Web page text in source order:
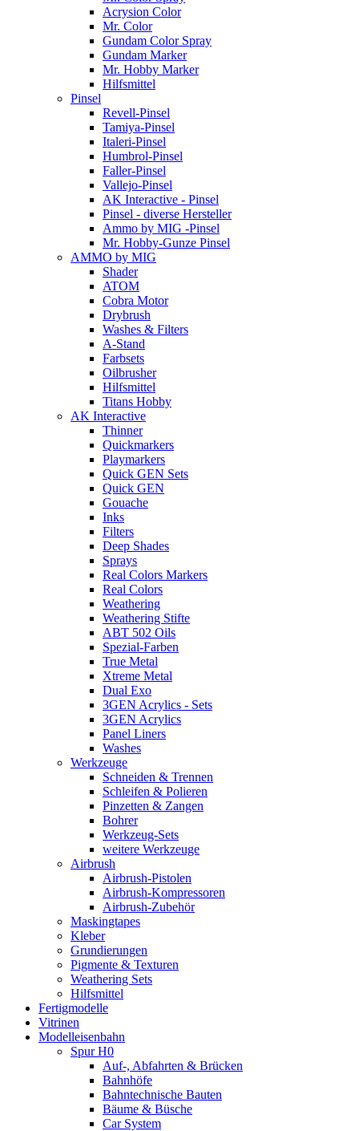
Acrysion Color
Mr. Color
Gundam Color Spray
Gundam Marker
Mr. Hobby Marker
Hilfsmittel
Pinsel
Revell-Pinsel
Tamiya-Pinsel
Italeri-Pinsel
Humbrol-Pinsel
Faller-Pinsel
Vallejo-Pinsel
AK Interactive - Pinsel
Pinsel - diverse Hersteller
Ammo by MIG -Pinsel
Mr. Hobby-Gunze Pinsel
AMMO by MIG
Shader
ATOM
Cobra Motor
Drybrush
Washes & Filters
A-Stand
Farbsets
Oilbrusher
Hilfsmittel
Titans Hobby
AK Interactive
Thinner
Quickmarkers
Playmarkers
Quick GEN Sets
Quick GEN
Gouache
Inks
Filters
Deep Shades
Sprays
Real Colors Markers
Real Colors
Weathering
Weathering Stifte
ABT 502 Oils
Spezial-Farben
True Metal
Xtreme Metal
Dual Exo
3GEN Acrylics - Sets
3GEN Acrylics
Panel Liners
Washes
Werkzeuge
Schneiden & Trennen
Schleifen & Polieren
Pinzetten & Zangen
Bohrer
Werkzeug-Sets
weitere Werkzeuge
Airbrush
Airbrush-Pistolen
Airbrush-Kompressoren
Airbrush-Zubehör
Maskingtapes
Kleber
Grundierungen
Pigmente & Texturen
Weathering Sets
Hilfsmittel
Fertigmodelle
Vitrinen
Modelleisenbahn
Spur H0
Auf-, Abfahrten & Brücken
Bahnhöfe
Bahntechnische Bauten
Bäume & Büsche
Car System